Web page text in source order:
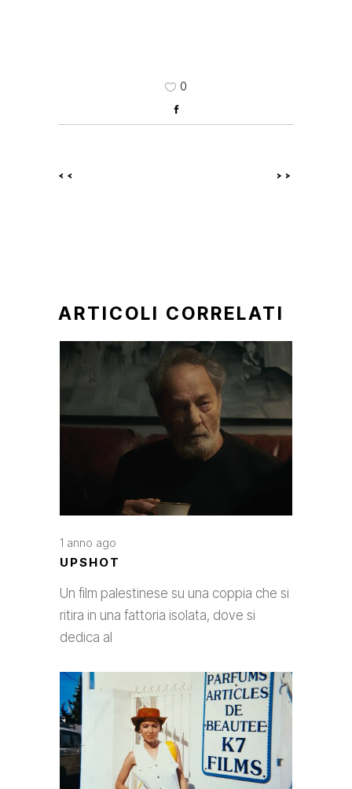
0
<< >>
ARTICOLI CORRELATI
1 anno ago
UPSHOT
Un film palestinese su una coppia che si
ritira in una fattoria isolata, dove si
dedica al